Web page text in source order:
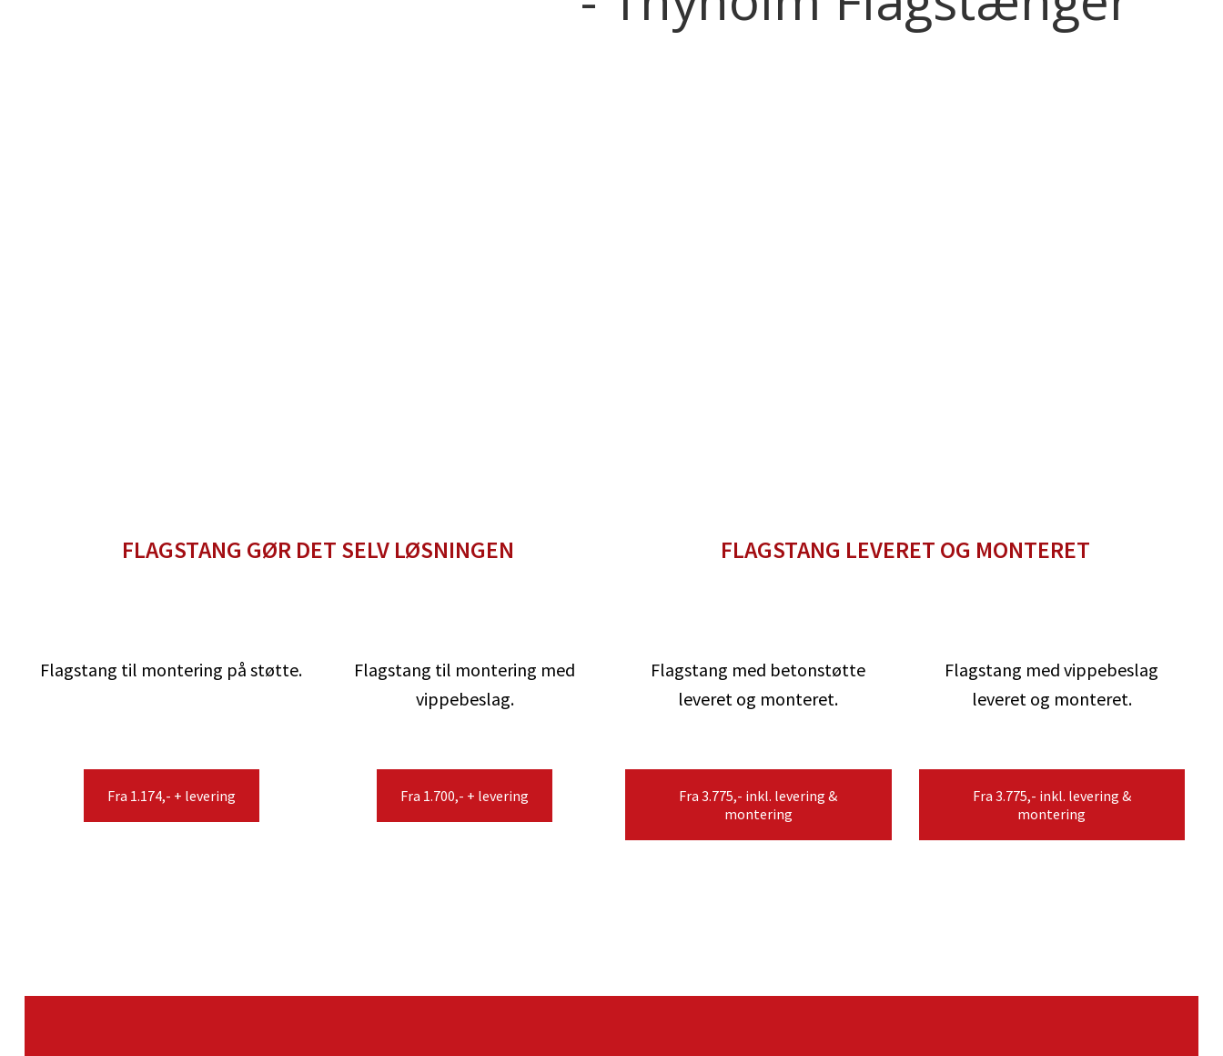
FLAGSTANG GØR DET SELV LØSNINGEN
Flagstang til montering på støtte.
Fra 1.174,- + levering
Flagstang til montering med
vippebeslag.
Fra 1.700,- + levering
FLAGSTANG LEVERET OG MONTERET
Flagstang med betonstøtte
leveret og monteret.
Fra 3.775,- inkl. levering &
montering
Flagstang med vippebeslag
leveret og monteret.
Fra 3.775,- inkl. levering &
montering